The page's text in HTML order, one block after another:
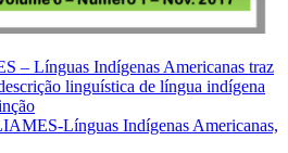
– Línguas Indígenas Americanas traz
linguística de língua indígena
Línguas Indígenas Americanas,